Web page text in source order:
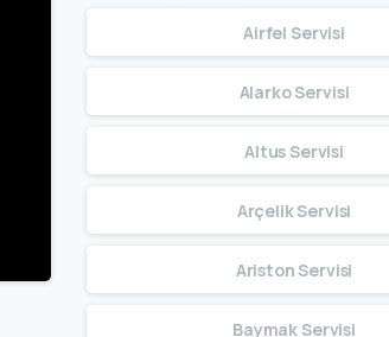
Airfel Servisi
Alarko Servisi
Altus Servisi
Arçelik Servisi
Ariston Servisi
Baymak Servisi